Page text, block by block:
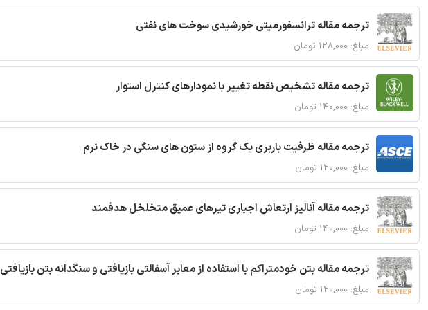
ترجمه مقاله ترانسفورمیتی خورشیدی سوخت های نفتی
مبلغ: ۱۲۸,۰۰۰ تومان
ترجمه مقاله تشخیص نقطه تغییر با نمودارهای کنترل استوار
مبلغ: ۱۴۰,۰۰۰ تومان
ترجمه مقاله ظرفیت باربری یک گروه از ستون های سنگی در خاک نرم
مبلغ: ۱۲۰,۰۰۰ تومان
ترجمه مقاله آنالیز ارتعاش اجباری تیرهای عمیق متخلخل هدفمند
مبلغ: ۱۴۰,۰۰۰ تومان
ترجمه مقاله بتن خودمتراکم با استفاده از معابر آسفالتی بازیافتی و سنگدانه بتن بازیافتی
مبلغ: ۱۲۰,۰۰۰ تومان